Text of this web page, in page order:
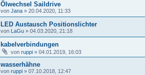
Ölwechsel Saildrive
von Jana » 20.04.2020, 11:33
LED Austausch Positionslichter
von LaGu » 04.03.2020, 21:18
kabelverbindungen
von ruppi » 04.01.2019, 16:03
wasserhähne
von ruppi » 07.10.2018, 12:47